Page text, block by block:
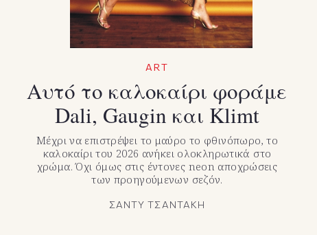
ART
Αυτό το καλοκαίρι φοράμε
Dali, Gaugin και Klimt
Μέχρι να επιστρέψει το μαύρο το φθινόπωρο, το
καλοκαίρι του 2026 ανήκει ολοκληρωτικά στο
χρώμα. Όχι όμως στις έντονες neon αποχρώσεις
των προηγούμενων σεζόν.
ΣΑΝΤΥ ΤΣΑΝΤΑΚΗ